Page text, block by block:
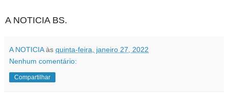
A NOTICIA BS.
A NOTICIA às quinta-feira, janeiro 27, 2022
Nenhum comentário:
Compartilhar